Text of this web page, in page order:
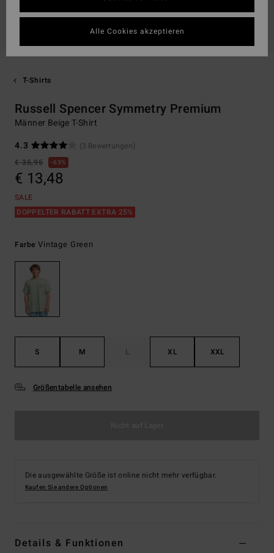
T-Shirts
Russell Spencer Symmetry Premium
Männer Beige T-Shirt
4.3
(3 Bewertungen)
€ 35,95
63%
€ 13,48
SALE
DOPPELTER RABATT EXTRA 25%
FarbeVintage Green
S M L XL XXL
Größentabelle ansehen
Die ausgewählte Größe ist online nicht mehr verfügbar.
Kaufen Sie andere Optionen
Details & Funktionen
Alle Cookies akzeptieren